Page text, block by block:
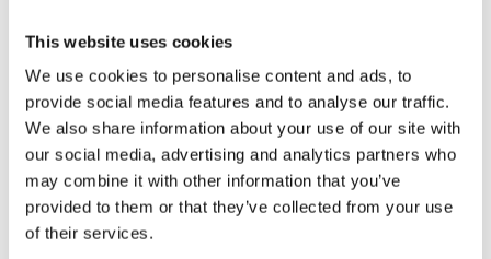
This website uses cookies
We use cookies to personalise content and ads, to
provide social media features and to analyse our traffic.
We also share information about your use of our site with
our social media, advertising and analytics partners who
may combine it with other information that you’ve
provided to them or that they’ve collected from your use
of their services.
Sophia Heikkilä Anna Hultin